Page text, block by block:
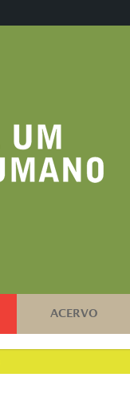
ACERVO